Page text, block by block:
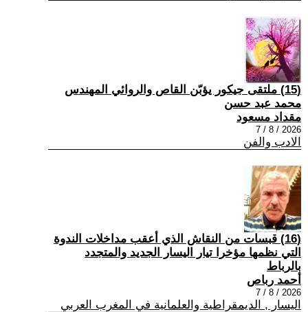
(15) ملتقى جيكور يؤبّن القاص والروائي المهندس
محمد عبد حسن
مقداد مسعود
2026 / 8 / 7
الادب والفن
(16) قبسات من النقاش الذي أعقب مداخلات الندوة
التي نظمها مؤخرا تيار اليسار الجديد والمتجدد
بالرباط
أحمد رباص
2026 / 8 / 7
اليسار , الديمقراطية والعلمانية في المغرب العربي